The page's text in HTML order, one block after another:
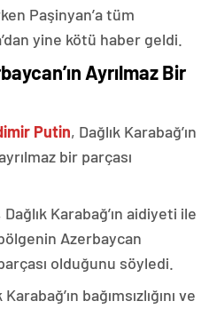
Paşinyan’a tüm
yine kötü haber geldi.
Ayrılmaz Bir
Putin, Dağlık Karabağ’ın
bir parçası
Karabağ’ın aidiyeti ile
Azerbaycan
olduğunu söyledi.
Karabağ’ın bağımsızlığını ve